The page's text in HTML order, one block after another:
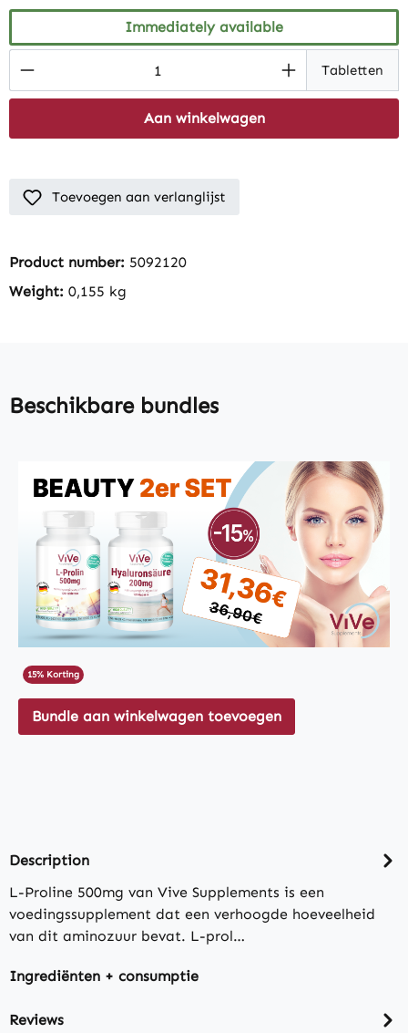
Immediately available
Product Quantity: Enter the desiredTabletten
Aan winkelwagen
Toevoegen aan verlanglijst
Product number: 5092120
Weight: 0,155 kg
Beschikbare bundles
15% Korting
Bundle aan winkelwagen toevoegen
Description
L-Proline 500mg van Vive Supplements is een
voedingssupplement dat een verhoogde hoeveelheid
van dit aminozuur bevat. L-prol…
Ingrediënten + consumptie
Reviews